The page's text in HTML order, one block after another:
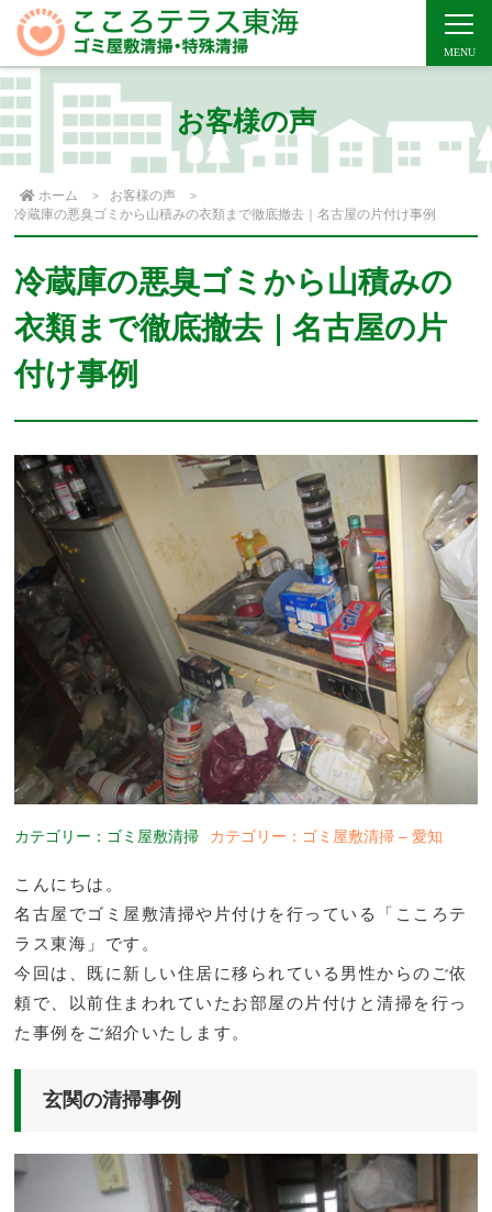
お客様の声
ホーム
お客様の声
冷蔵庫の悪臭ゴミから山積みの衣類まで徹底撤去｜名古屋の片付け事例
冷蔵庫の悪臭ゴミから山積みの
衣類まで徹底撤去｜名古屋の片
付け事例
カテゴリー：ゴミ屋敷清掃 カテゴリー：ゴミ屋敷清掃 – 愛知
こんにちは。
名古屋でゴミ屋敷清掃や片付けを行っている「こころテ
ラス東海」です。
今回は、既に新しい住居に移られている男性からのご依
頼で、以前住まわれていたお部屋の片付けと清掃を行っ
た事例をご紹介いたします。
玄関の清掃事例